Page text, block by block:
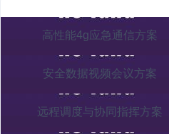
高性能4g应急通信方案
安全数据视频会议方案
远程调度与协同指挥方案